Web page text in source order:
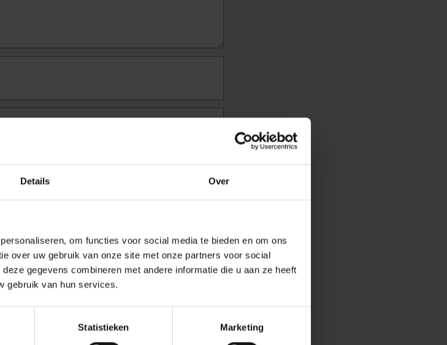
Details Over
om functies voor social media te bieden en om ons
over uw gebruik van onze site met onze partners voor social
gegevens combineren met andere informatie die u aan ze heeft
gebruik van hun services.
Statistieken Marketing
de fout zag.
de-vub/alle-opleidingen